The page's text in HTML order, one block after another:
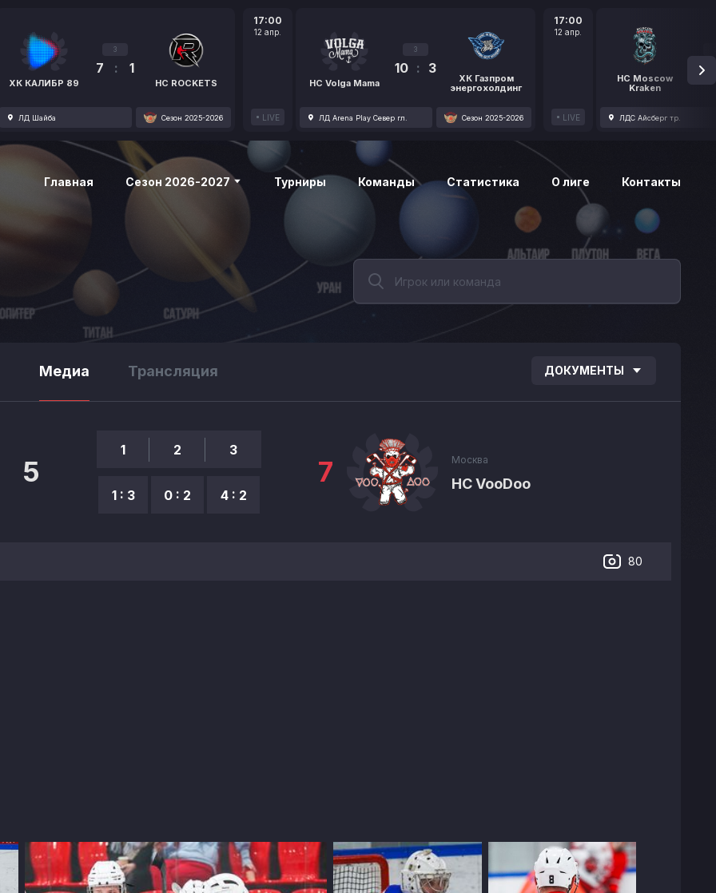
ХК КАЛИБР 89
3
7 : 1
HC ROCKETS
ЛД Шайба Сезон 2025-2026
17:00
12 апр.
LIVE
HC Volga Mama
3
10 : 3
ХК Газпром
энергохолдинг
ЛД Arena Play Север гл. Сезон 2025-2026
17:00
12 апр.
LIVE
HC Moscow
Kraken
1
ЛДС Айсберг тр.
Главная Сезон 2026-2027 Турниры Команды Статистика О лиге Контакты
Медиа Трансляция ДОКУМЕНТЫ
5
1
1 : 3
2
0 : 2
3
4 : 2
Москва
HC VooDoo
7
80